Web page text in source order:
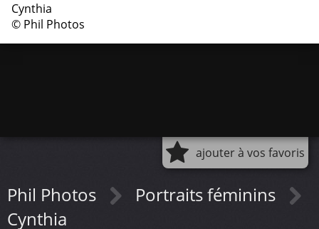
Cynthia
© Phil Photos
ajouter à vos favoris
Phil Photos
Portraits féminins
Cynthia